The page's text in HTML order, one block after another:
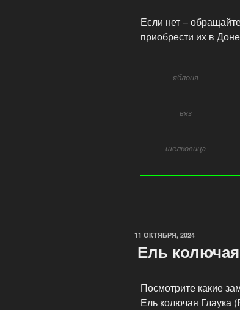
Если нет –
приобрести их в
яблоня
вяз
шелковица
11 ОКТЯБРЯ, 2024
Ель
Посмотрите какие
Ель колючая Глаука